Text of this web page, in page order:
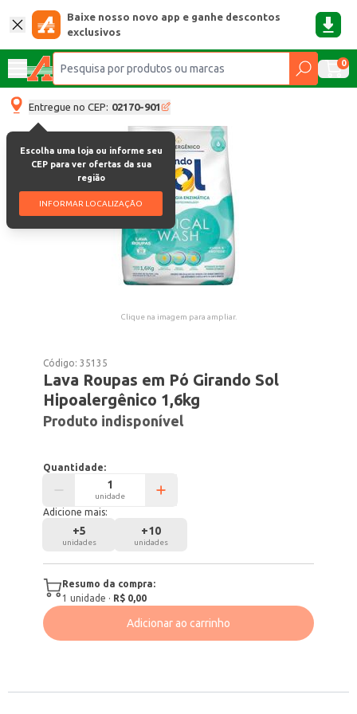
Baixe nosso novo app e ganhe descontos
exclusivos
0
Entregue no CEP: 02170-901
Escolha uma loja ou informe seu
CEP para ver ofertas da sua
região
INFORMAR LOCALIZAÇÃO
Clique na imagem para ampliar.
Código:35135
Lava Roupas em Pó Girando Sol
Hipoalergênico 1,6kg
Produto indisponível
Quantidade:
unidade
Adicione mais:
+5
unidades
+10
unidades
Resumo da compra:
1 unidade · R$ 0,00
Adicionar ao carrinho